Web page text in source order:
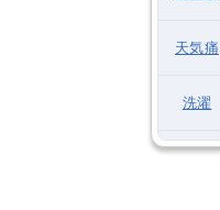
天気痛
洗濯